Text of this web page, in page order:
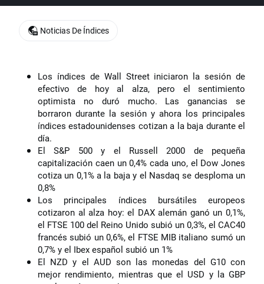
Los índices de Wall Street iniciaron la sesión de
efectivo de hoy al alza, pero el sentimiento
optimista no duró mucho. Las ganancias se
borraron durante la sesión y ahora los principales
índices estadounidenses cotizan a la baja durante el
día.
El S&P 500 y el Russell 2000 de pequeña
capitalización caen un 0,4% cada uno, el Dow Jones
cotiza un 0,1% a la baja y el Nasdaq se desploma un
0,8%
Los principales índices bursátiles europeos
cotizaron al alza hoy: el DAX alemán ganó un 0,1%,
el FTSE 100 del Reino Unido subió un 0,3%, el CAC40
francés subió un 0,6%, el FTSE MIB italiano sumó un
0,7% y el Ibex español subió un 1%
El NZD y el AUD son las monedas del G10 con
mejor rendimiento, mientras que el USD y la GBP
Noticias De Índices